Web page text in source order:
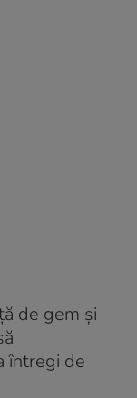
de gem și
întregi de